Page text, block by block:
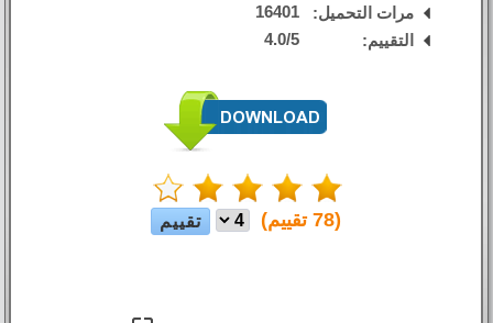
مرات التحميل:
16401
التقييم:
4.0/5
(
78 تقييم)